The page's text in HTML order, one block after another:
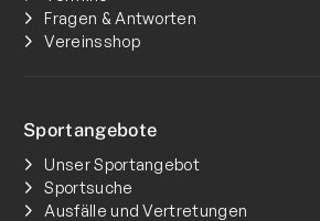
Fragen & Antworten
Vereinsshop
Sportangebote
Unser Sportangebot
Sportsuche
Ausfälle und Vertretungen